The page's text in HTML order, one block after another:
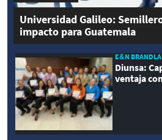
Universidad Galileo:
impacto para Guatemala
E&N
Diunsa:
ventaja